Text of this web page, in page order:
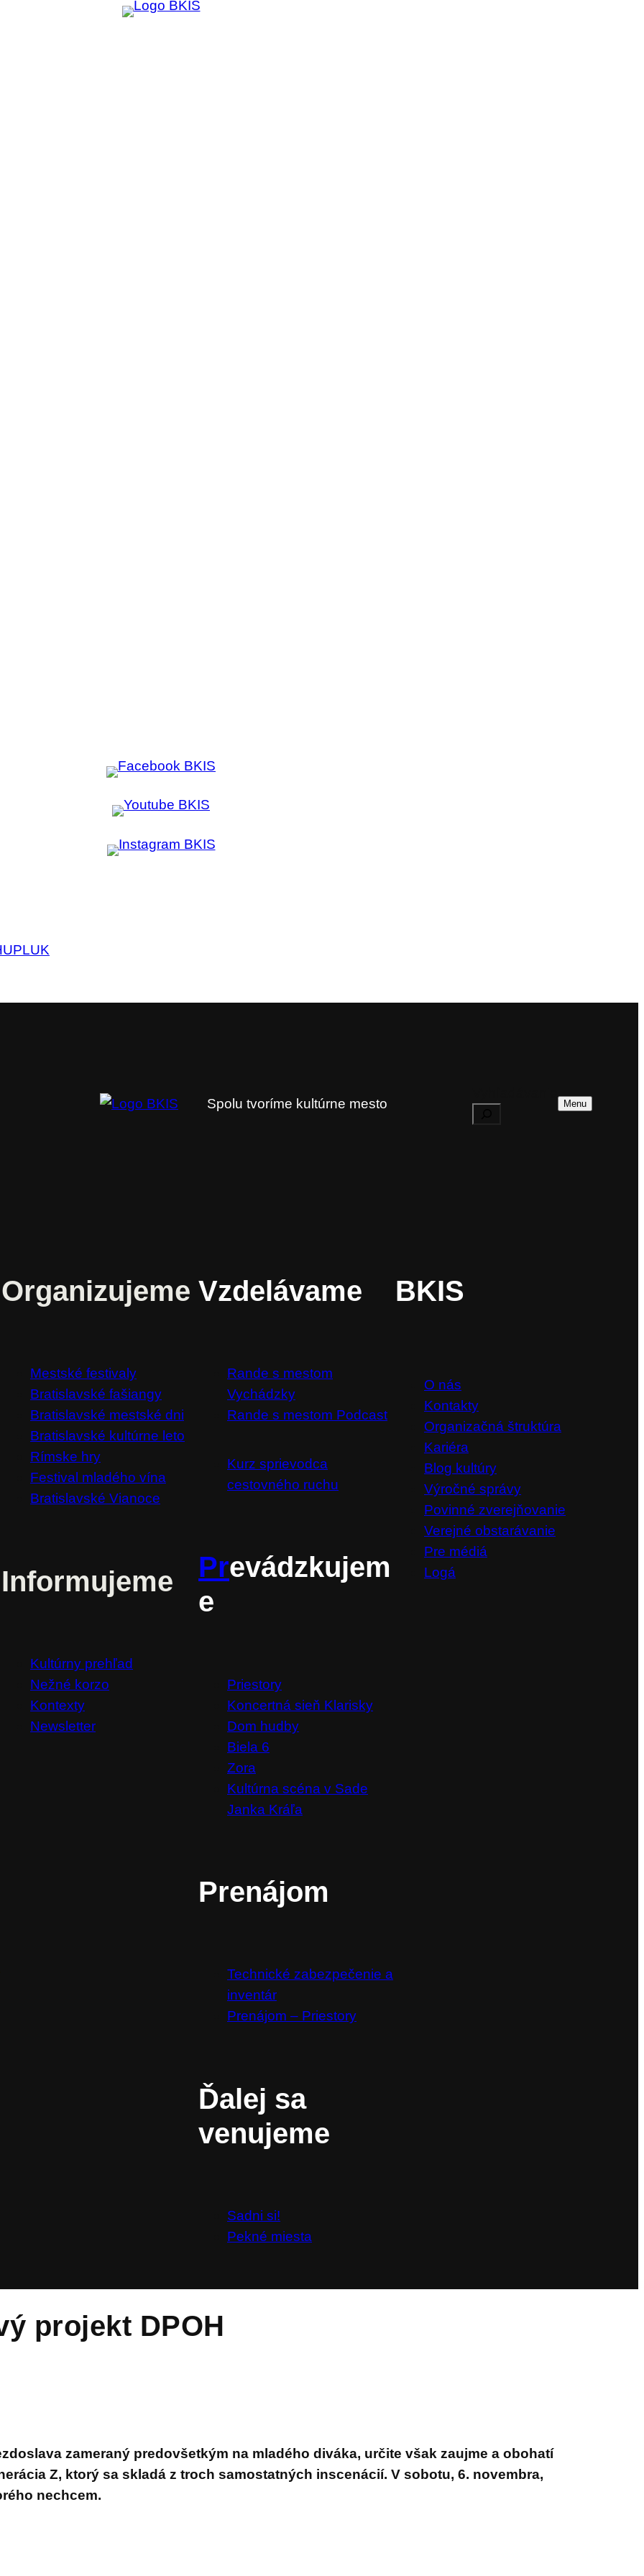
PLUK
Spolu tvoríme kultúrne mesto Menu
Organizujeme
Mestské festivaly
Bratislavské fašiangy
Bratislavské mestské dni
Bratislavské kultúrne leto
Rímske hry
Festival mladého vína
Bratislavské Vianoce
Informujeme
Kultúrny prehľad
Nežné korzo
Kontexty
Newsletter
Vzdelávame
Rande s mestom
Vychádzky
Rande s mestom Podcast
Kurz sprievodca
cestovného ruchu
Prevádzkujem
e
Priestory
Koncertná sieň Klarisky
Dom hudby
Biela 6
Zora
Kultúrna scéna v Sade
Janka Kráľa
Prenájom
Technické zabezpečenie a
inventár
Prenájom – Priestory
Ďalej sa
venujeme
Sadni si!
Pekné miesta
BKIS
O nás
Kontakty
Organizačná štruktúra
Kariéra
Blog kultúry
Výročné správy
Povinné zverejňovanie
Verejné obstarávanie
Pre médiá
Logá
projekt DPOH
zameraný predovšetkým na mladého diváka, určite však zaujme a obohatí
Z, ktorý sa skladá z troch samostatných inscenácií. V sobotu, 6. novembra,
nechcem.